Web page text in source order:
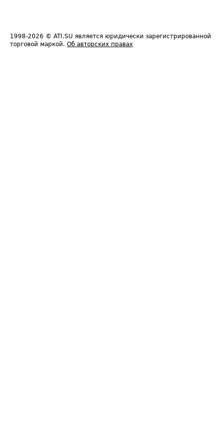
1998-2026 © ATI.SU является юридически зарегистрированной
торговой маркой. Об авторских правах